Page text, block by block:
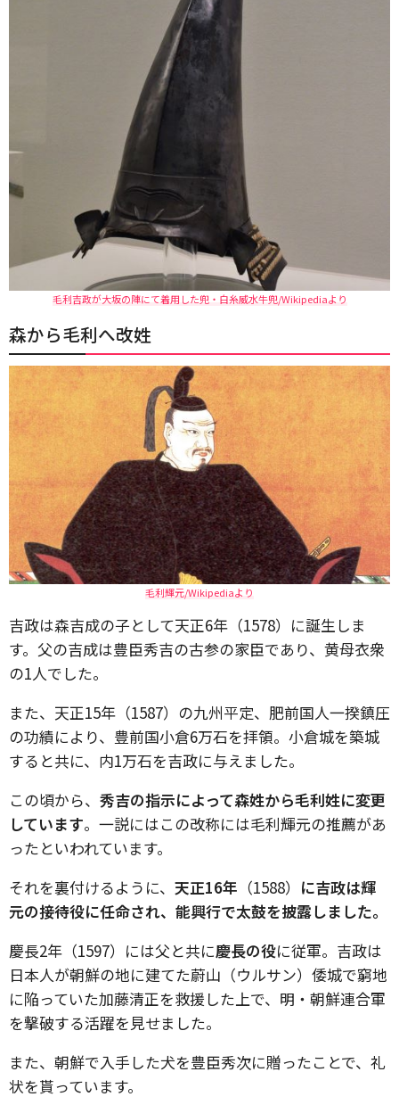
毛利吉政が大坂の陣にて着用した兜・白糸威水牛兜/Wikipediaより
森から毛利へ改姓
毛利輝元/Wikipediaより
吉政は森吉成の子として天正6年（1578）に誕生しま
す。父の吉成は豊臣秀吉の古参の家臣であり、黄母衣衆
の1人でした。
また、天正15年（1587）の九州平定、肥前国人一揆鎮圧
の功績により、豊前国小倉6万石を拝領。小倉城を築城
すると共に、内1万石を吉政に与えました。
この頃から、 秀吉の指示によって森姓から毛利姓に変更
しています。一説にはこの改称には毛利輝元の推薦があ
ったといわれています。
それを裏付けるように、 天正16年 （1588） に吉政は輝
元の接待役に任命され、能興行で太鼓を披露しました。
慶長2年（1597）には父と共に慶長の役に従軍。吉政は
日本人が朝鮮の地に建てた蔚山（ウルサン）倭城で窮地
に陥っていた加藤清正を救援した上で、明・朝鮮連合軍
を撃破する活躍を見せました。
また、朝鮮で入手した犬を豊臣秀次に贈ったことで、礼
状を貰っています。